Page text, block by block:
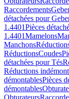
Raccordements
détachées pour
1.4401Pièces
1.4401Mamelons
Manchons
RéductionsCoudes
détachées pour Tés
Réductions
démontablesPièces
démontables
Obturateurs